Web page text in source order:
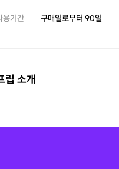
용기간 구매일로부터 90일
립 소개